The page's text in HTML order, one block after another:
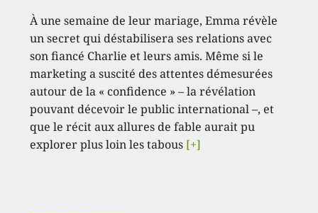
À une semaine de leur mariage, Emma révèle
un secret qui déstabilisera ses relations avec
son fiancé Charlie et leurs amis. Même si le
marketing a suscité des attentes démesurées
autour de la « confidence » – la révélation
pouvant décevoir le public international –, et
que le récit aux allures de fable aurait pu
explorer plus loin les tabous [+]